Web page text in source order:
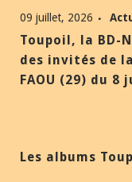
09 juillet, 2026
Toupoil, la BD-
des invités de la
FAOU (29) du
Les albums